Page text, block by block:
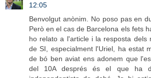
12:05
Benvolgut anònim. No poso pas en
Però en el cas de Barcelona els fets
ho relato a l'article i la resposta dels
de SI, especialment l'Uriel, ha estat
de bó ben aviat ens adonem que
del 10A després és el que ha